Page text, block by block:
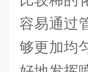
容易通过
够更加均